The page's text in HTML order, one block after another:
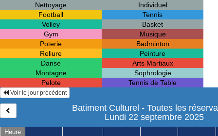
Nettoyage
Individuel
Football
Tennis
Volley
Basket
Gym
Musique
Poterie
Badminton
Reliure
Peinture
Danse
Arts Martiaux
Montagne
Sophrologie
Pelote
Tennis de Table
Heure
Voir le jour précédent
Batiment Culturel - Toutes les
Lundi 22 septembre 2025